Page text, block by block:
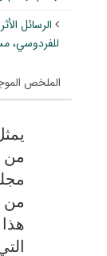
الرسائل
للفردوسي،
الملخص
من